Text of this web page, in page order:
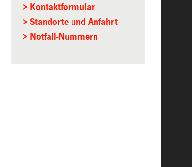
> Kontaktformular
> Standorte und Anfahrt
> Notfall-Nummern